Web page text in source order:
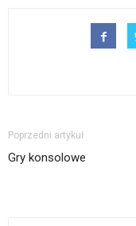
Poprzedni artykuł
Gry konsolowe